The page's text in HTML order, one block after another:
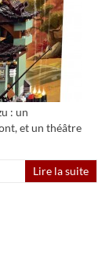
: un
et un théâtre
Lire la suite